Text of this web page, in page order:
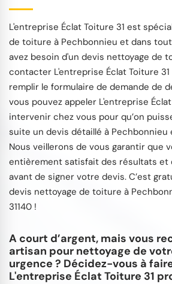
L'entreprise Éclat Toiture 31 est
de toiture à Pechbonnieu et dans tout
avez besoin d'un devis nettoyage de
contacter L'entreprise Éclat Toiture
remplir le formulaire de demande de
vous pouvez appeler L'entreprise
intervenir chez vous pour qu’on
suite un devis détaillé à Pechbonnieu
Nous veillerons de vous garantir que
entièrement satisfait des résultats et
avant de signer votre devis. C’est
devis nettoyage de toiture à
31140 !
A court d’argent, mais vous
artisan pour nettoyage de
urgence ? Décidez-vous à
L'entreprise Éclat Toiture 31